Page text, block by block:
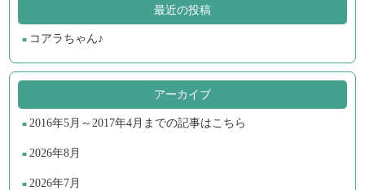
最近の投稿
コアラちゃん♪
アーカイブ
2016年5月～2017年4月までの記事はこちら
2026年8月
2026年7月